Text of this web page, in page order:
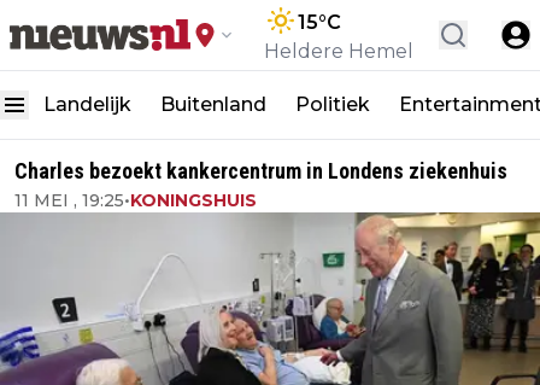
15°C
Heldere Hemel
Landelijk Buitenland Politiek
Charles bezoekt kankercentrum in Londens ziekenhuis
11 MEI , 19:25•KONINGSHUIS